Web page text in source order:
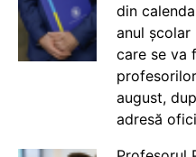
din
anul
care se va
august,
adresă